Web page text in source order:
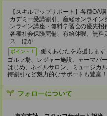
【スキルアップサポート】各種OA
カデミー受講割引、産経オンライ
ンライン講座・無料学習会の優先招
各種社会保険完備、有給休暇、無
ス ほか
ポイント！
働くあなたを応援します
ゴルフ場、レジャー施設、テーマパ
はじめ、ネイルサロン、ミュージカ
待割引など魅力的なサポートも豊富！
フォローについて